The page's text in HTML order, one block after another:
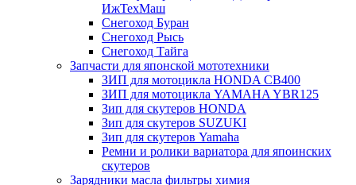
ИжТехМаш
Снегоход Буран
Снегоход Рысь
Снегоход Тайга
Запчасти для японской мототехники
ЗИП для мотоцикла HONDA CB400
ЗИП для мотоцикла YAMAHA YBR125
Зип для скутеров HONDA
Зип для скутеров SUZUKI
Зип для скутеров Yamaha
Ремни и ролики вариатора для япоинских
скутеров
Зарядники масла фильтры химия